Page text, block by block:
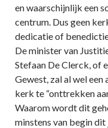
en waarschijnlijk een
centrum. Dus geen
dedicatie of
De minister van
Stefaan De Clerck, of
Gewest, zal al wel een
kerk te “onttrekken
Waarom wordt dit
minstens van begin dit